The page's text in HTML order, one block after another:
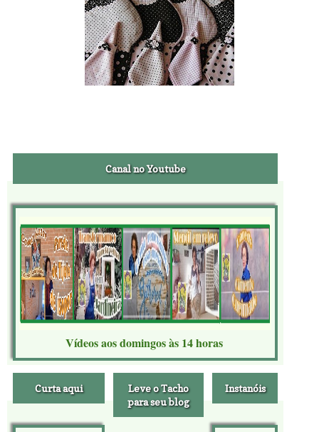
Canal no Youtube
Vídeos aos domingos às 14 horas
Curta aqui
Leve o Tacho
para seu blog
Instanóis